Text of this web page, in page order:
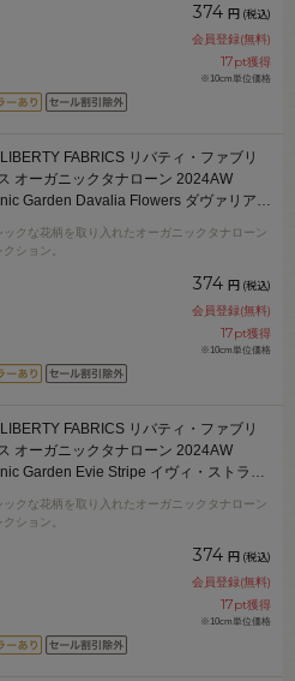
374 円 (税込)
会員登録(無料)
17pt獲得
※10cm単位価格
FABRICS リバティ・ファブリ
オーガニックタナローン 2024AW
Garden Davalia Flowers ダヴァリア・
ックな花柄を取り入れたオーガニックタナローン
ション。
374 円 (税込)
会員登録(無料)
17pt獲得
※10cm単位価格
FABRICS リバティ・ファブリ
オーガニックタナローン 2024AW
Garden Evie Stripe イヴィ・ストライ
ックな花柄を取り入れたオーガニックタナローン
ション。
374 円 (税込)
会員登録(無料)
17pt獲得
※10cm単位価格